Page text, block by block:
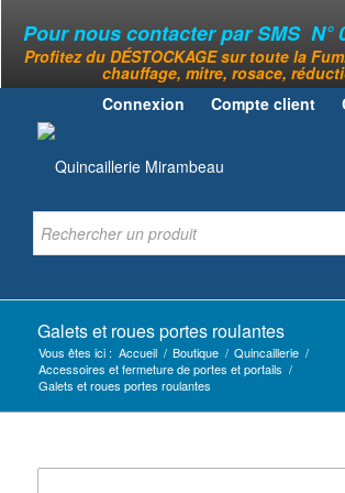
Pour nous contacter par SMS N°
Profitez du DÉSTOCKAGE sur toute la
chauffage, mitre, rosace,
Connexion
Compte client
Galets et roues portes roulantes
Vous êtes ici : Accueil / Boutique / Quincaillerie /
Accessoires et fermeture de portes et portails /
Galets et roues portes roulantes